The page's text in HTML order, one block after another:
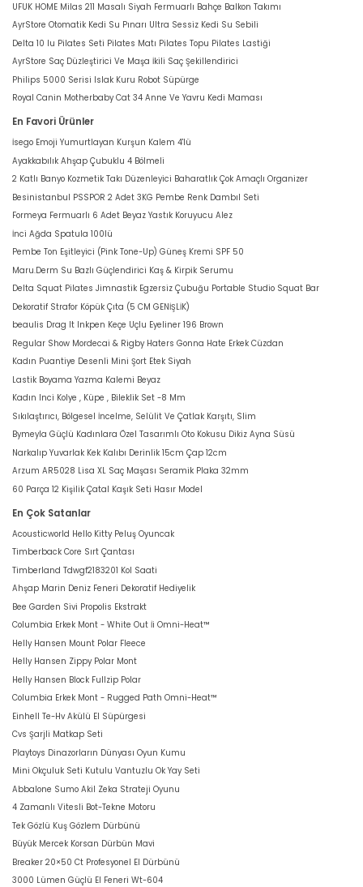
UFUK HOME Milas 211 Masalı Siyah Fermuarlı Bahçe Balkon Takımı
AyrStore Otomatik Kedi Su Pınarı Ultra Sessiz Kedi Su Sebili
Delta 10 lu Pilates Seti Pilates Matı Pilates Topu Pilates Lastiği
AyrStore Saç Düzleştirici Ve Maşa İkili Saç Şekillendirici
Philips 5000 Serisi Islak Kuru Robot Süpürge
Royal Canin Motherbaby Cat 34 Anne Ve Yavru Kedi Maması
En Favori Ürünler
İsego Emoji Yumurtlayan Kurşun Kalem 4'lü
Ayakkabılık Ahşap Çubuklu 4 Bölmeli
2 Katlı Banyo Kozmetik Takı Düzenleyici Baharatlık Çok Amaçlı Organizer
Besinistanbul PSSPOR 2 Adet 3KG Pembe Renk Dambıl Seti
Formeya Fermuarlı 6 Adet Beyaz Yastık Koruyucu Alez
İnci Ağda Spatula 100lü
Pembe Ton Eşitleyici (Pink Tone-Up) Güneş Kremi SPF 50
Maru.Derm Su Bazlı Güçlendirici Kaş & Kirpik Serumu
Delta Squat Pilates Jimnastik Egzersiz Çubuğu Portable Studio Squat Bar
Dekoratif Strafor Köpük Çıta (5 CM GENİŞLİK)
beaulis Drag It Inkpen Keçe Uçlu Eyeliner 196 Brown
Regular Show Mordecai & Rigby Haters Gonna Hate Erkek Cüzdan
Kadın Puantiye Desenli Mini Şort Etek Siyah
Lastik Boyama Yazma Kalemi Beyaz
Kadın Inci Kolye , Küpe , Bileklik Set -8 Mm
Sıkılaştırıcı, Bölgesel İncelme, Selülit Ve Çatlak Karşıtı, Slim
Bymeyla Güçlü Kadınlara Özel Tasarımlı Oto Kokusu Dikiz Ayna Süsü
Narkalıp Yuvarlak Kek Kalıbı Derinlik 15cm Çap 12cm
Arzum AR5028 Lisa XL Saç Maşası Seramik Plaka 32mm
60 Parça 12 Kişilik Çatal Kaşık Seti Hasır Model
En Çok Satanlar
Acousticworld Hello Kitty Peluş Oyuncak
Timberback Core Sırt Çantası
Timberland Tdwgf2183201 Kol Saati
Ahşap Marin Deniz Feneri Dekoratif Hediyelik
Bee Garden Sivi Propolis Ekstrakt
Columbia Erkek Mont - White Out İi Omni-Heat™
Helly Hansen Mount Polar Fleece
Helly Hansen Zippy Polar Mont
Helly Hansen Block Fullzip Polar
Columbia Erkek Mont - Rugged Path Omni-Heat™
Einhell Te-Hv Akülü El Süpürgesi
Cvs Şarjli Matkap Seti
Playtoys Dinazorların Dünyası Oyun Kumu
Mini Okçuluk Seti Kutulu Vantuzlu Ok Yay Seti
Abbalone Sumo Akil Zeka Strateji Oyunu
4 Zamanlı Vitesli Bot-Tekne Motoru
Tek Gözlü Kuş Gözlem Dürbünü
Büyük Mercek Korsan Dürbün Mavi
Breaker 20×50 Ct Profesyonel El Dürbünü
3000 Lümen Güçlü El Feneri Wt-604